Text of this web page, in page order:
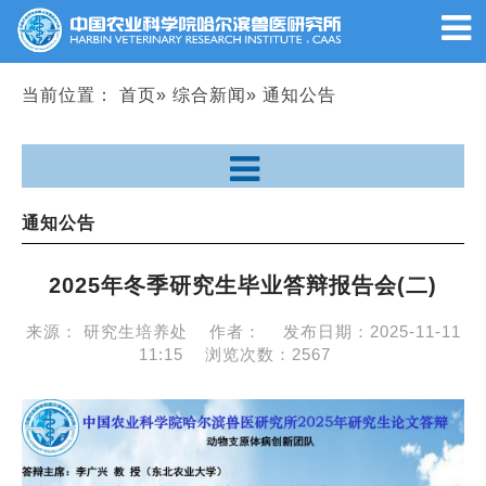
当前位置： 首页» 综合新闻» 通知公告
通知公告
2025年冬季研究生毕业答辩报告会(二)
来源： 研究生培养处 作者： 发布日期： 2025-11-11
11:15
浏览次数： 2567